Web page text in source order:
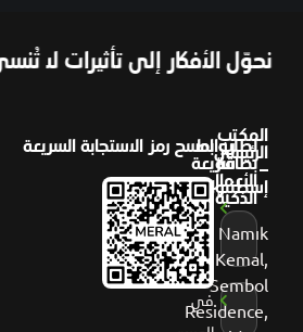
نحوّل الأفكار إلى تأثيرات لا تُنسى.
المكتب
الرئيسي
إسطنبول
Namık
Kemal,
Sembol
Residence,
لطلب
بطاقة
الأعمال
الذكية
روابط
سريعة
عن
ميرال
أعمالنا
في
امسح رمز الاستجابة السريعة